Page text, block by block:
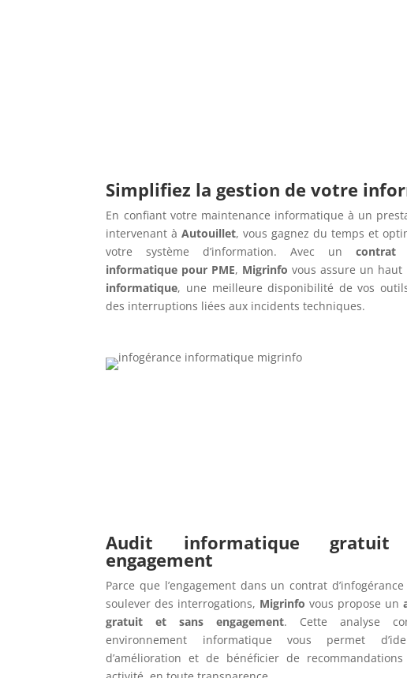
Simplifiez la gestion de votre
En confiant votre maintenance informatique à un
intervenant àAutouillet, vous gagnez du temps et
votre système d’information. Avec un contrat
informatique pour PME, Migrinfo vous assure un
informatique, une meilleure disponibilité de vos
des interruptions liées aux incidents techniques.
Audit informatique
engagement
Parce que l’engagement dans un contrat
soulever des interrogations, Migrinfo vous propose un
gratuit et sans engagement. Cette analyse
environnement informatique vous permet
d’amélioration et de bénéficier de